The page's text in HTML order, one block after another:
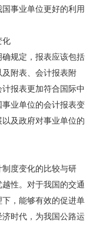
事业单位更好的利用
化
规定，报表应该包括
附表、会计报表附
报表更加符合国际中
业单位的会计报表变
及政府对事业单位的
度变化的比较与研
性。对于我国的交通
，能够有效的促进单
时代，为我国公路运